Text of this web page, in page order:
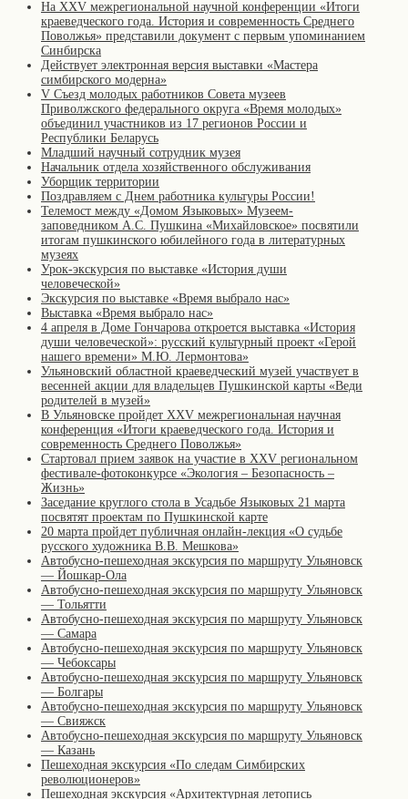
На XXV межрегиональной научной конференции «Итоги
краеведческого года. История и современность Среднего
Поволжья» представили документ с первым упоминанием
Синбирска
Действует электронная версия выставки «Мастера
симбирского модерна»
V Съезд молодых работников Совета музеев
Приволжского федерального округа «Время молодых»
объединил участников из 17 регионов России и
Республики Беларусь
Младший научный сотрудник музея
Начальник отдела хозяйственного обслуживания
Уборщик территории
Поздравляем с Днем работника культуры России!
Телемост между «Домом Языковых» Музеем-
заповедником А.С. Пушкина «Михайловское» посвятили
итогам пушкинского юбилейного года в литературных
музеях
Урок-экскурсия по выставке «История души
человеческой»
Экскурсия по выставке «Время выбрало нас»
Выставка «Время выбрало нас»
4 апреля в Доме Гончарова откроется выставка «История
души человеческой»: русский культурный проект «Герой
нашего времени» М.Ю. Лермонтова»
Ульяновский областной краеведческий музей участвует в
весенней акции для владельцев Пушкинской карты «Веди
родителей в музей»
В Ульяновске пройдет XXV межрегиональная научная
конференция «Итоги краеведческого года. История и
современность Среднего Поволжья»
Стартовал прием заявок на участие в XXV региональном
фестивале-фотоконкурсе «Экология – Безопасность –
Жизнь»
Заседание круглого стола в Усадьбе Языковых 21 марта
посвятят проектам по Пушкинской карте
20 марта пройдет публичная онлайн-лекция «О судьбе
русского художника В.В. Мешкова»
Автобусно-пешеходная экскурсия по маршруту Ульяновск
— Йошкар-Ола
Автобусно-пешеходная экскурсия по маршруту Ульяновск
— Тольятти
Автобусно-пешеходная экскурсия по маршруту Ульяновск
— Самара
Автобусно-пешеходная экскурсия по маршруту Ульяновск
— Чебоксары
Автобусно-пешеходная экскурсия по маршруту Ульяновск
— Болгары
Автобусно-пешеходная экскурсия по маршруту Ульяновск
— Свияжск
Автобусно-пешеходная экскурсия по маршруту Ульяновск
— Казань
Пешеходная экскурсия «По следам Симбирских
революционеров»
Пешеходная экскурсия «Архитектурная летопись